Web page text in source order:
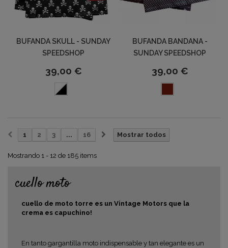
BUFANDA SKULL - SUNDAY
SPEEDSHOP
39,00 €
BUFANDA BANDANA -
SUNDAY SPEEDSHOP
39,00 €
Mostrar todos
1 2 3 ... 16
Mostrando 1 - 12 de 185 items
cuello moto
cuello de moto torre es un Vintage Motors que la
crema es capuchino!
En tanto gargantilla moto indispensable y tan elegante es un